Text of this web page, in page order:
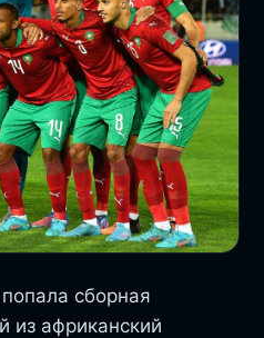
сборная
из африканский